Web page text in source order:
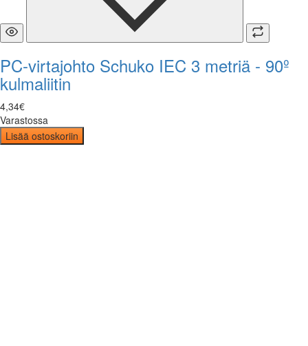
PC-virtajohto Schuko IEC 3 metriä - 90º
kulmaliitin
4,34€
Varastossa
Lisää ostoskoriin